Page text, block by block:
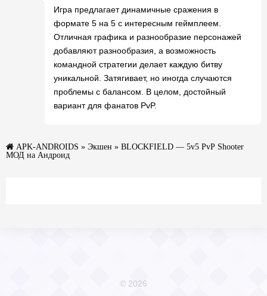
Игра предлагает динамичные сражения в
формате 5 на 5 с интересным геймплеем.
Отличная графика и разнообразие персонажей
добавляют разнообразия, а возможность
командной стратегии делает каждую битву
уникальной. Затягивает, но иногда случаются
проблемы с балансом. В целом, достойный
вариант для фанатов PvP.
APK-ANDROIDS » Экшен » BLOCKFIELD — 5v5 PvP Shooter
МОД на Андроид
© 2026